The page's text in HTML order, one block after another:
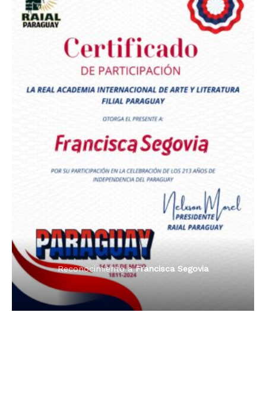
Dama de Oro 2024
Reconocimiento aFrancisca Segovia
Reconocimiento aFrancisca Segovia
Radio Tribuna Abierta
Radio Tribuna Abierta
Radio Oñondivepa Paraguay
Premio Orgullo Paraguayo
Reconocimiento aFrancisca Segovia